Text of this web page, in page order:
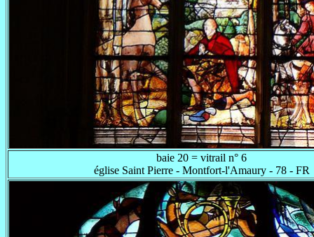
baie 20 = vitrail n° 6
église Saint Pierre - Montfort-l'Amaury - 78 - FR